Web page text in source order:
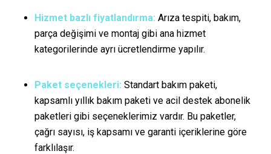
Hizmet bazlı fiyatlandırma: Arıza tespiti, bakım,
parça değişimi ve montaj gibi ana hizmet
kategorilerinde ayrı ücretlendirme yapılır.
Paket seçenekleri: Standart bakım paketi,
kapsamlı yıllık bakım paketi ve acil destek abonelik
paketleri gibi seçeneklerimiz vardır. Bu paketler,
çağrı sayısı, iş kapsamı ve garanti içeriklerine göre
farklılaşır.